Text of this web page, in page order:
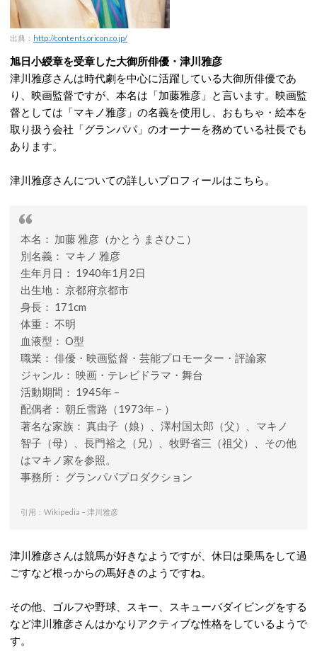
出典： http://contents.oricon.co.jp/
旭日小綬章を受章した大御所俳優・津川雅彦
津川雅彦さんは時代劇を中心に活躍している大御所俳優であ
り、映画監督ですが、本名は「加藤雅彦」と言います。映画監
督としては「マキノ雅彦」の名義を使用し、おもちゃ・絵本を
取り扱う会社「グランパパ」のオーナーを務めている社長でも
あります。
津川雅彦さんについての詳しいプロフィールはこちら。
本名： 加藤 雅彦（かとう まさひこ）
別名義： マキノ 雅彦
生年月日： 1940年1月2日
出生地： 京都府京都市
身長： 171cm
体重： 不明
血液型： O型
職業： 俳優・映画監督・芸能プロモーター・評論家
ジャンル： 映画・テレビドラマ・舞台
活動期間： 1945年 –
配偶者： 朝丘雪路（1973年 – ）
著名な家族： 真由子（娘）、澤村国太郎（父）、マキノ
智子（母）、長門裕之（兄）、牧野省三（祖父）、その他
はマキノ家を参照。
事務所： グランパパプロダクション
引用：Wikipedia – 津川雅彦
津川雅彦さんは競馬が好きなようですが、休日は乗馬をして過
ごすなど根っからの馬好きのようですね。
その他、ゴルフや野球、スキー、スキューバダイビングをする
など津川雅彦さんはかなりアクティブな性格をしているようで
す。